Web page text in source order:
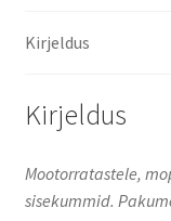
külg
Kirjeldus
Kirjeldus
Mootorratastele,
sisekummid.